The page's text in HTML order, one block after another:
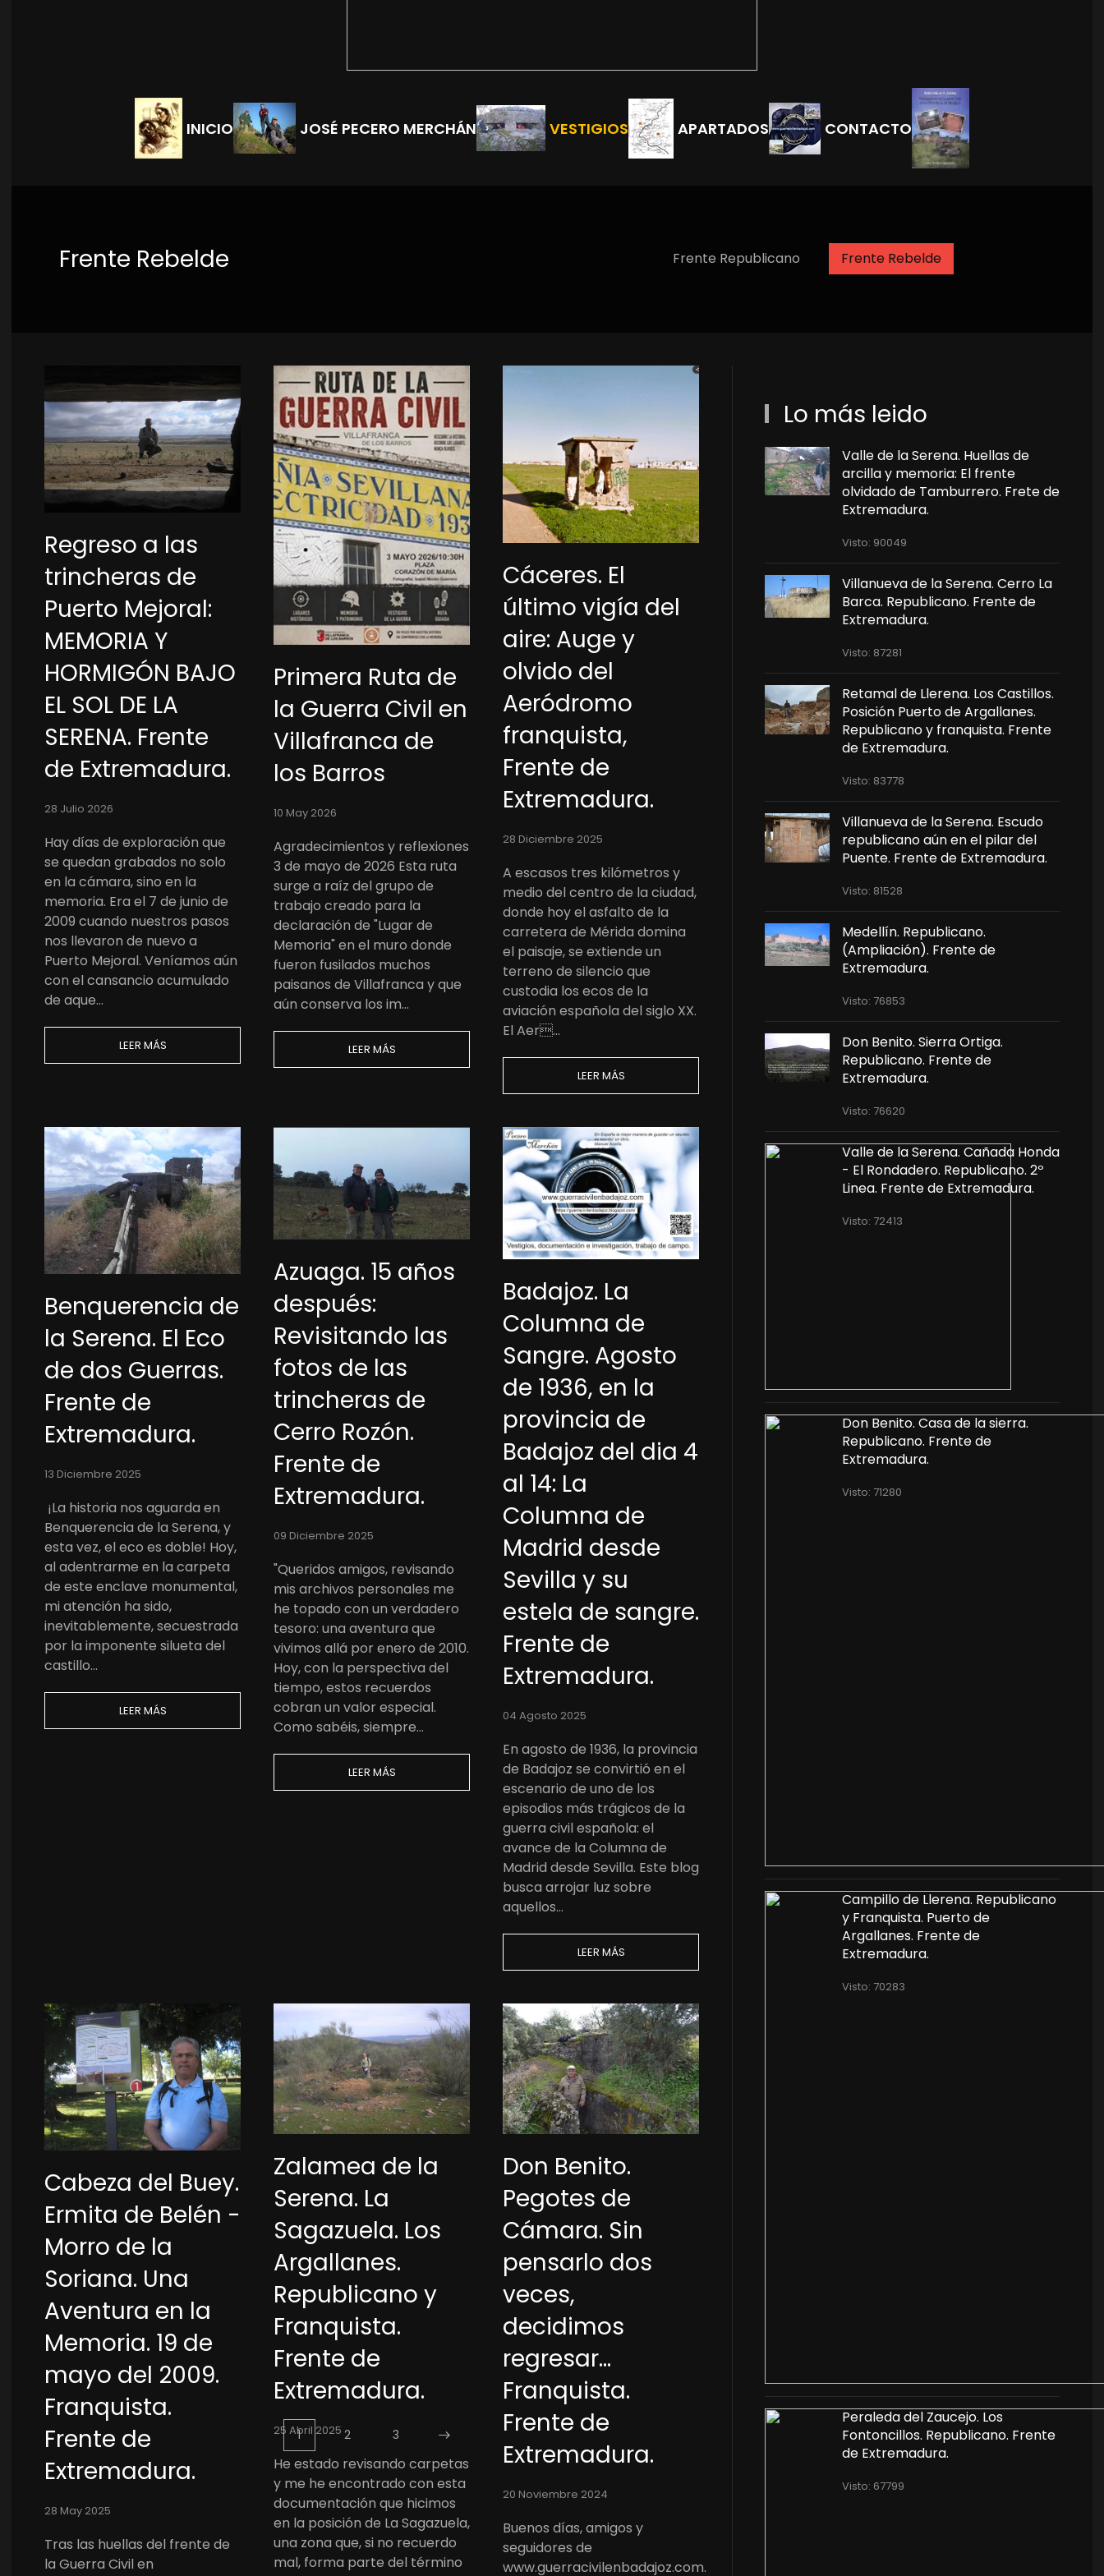
INICIO JOSÉ PECERO MERCHÁN VESTIGIOS APARTADOS CONTACTO
Frente Rebelde Frente Republicano Frente Rebelde
Regreso a las
trincheras de
Puerto Mejoral:
MEMORIA Y
HORMIGÓN BAJO
EL SOL DE LA
SERENA. Frente
de Extremadura.
28 Julio 2026
Hay días de exploración que
se quedan grabados no solo
en la cámara, sino en la
memoria. Era el 7 de junio de
2009 cuando nuestros pasos
nos llevaron de nuevo a
Puerto Mejoral. Veníamos aún
con el cansancio acumulado
de aque…
LEER MÁS
Primera Ruta de
la Guerra Civil en
Villafranca de
los Barros
10 May 2026
Agradecimientos y reflexiones
3 de mayo de 2026 Esta ruta
surge a raíz del grupo de
trabajo creado para la
declaración de "Lugar de
Memoria" en el muro donde
fueron fusilados muchos
paisanos de Villafranca y que
aún conserva los im…
LEER MÁS
Cáceres. El
último vigía del
aire: Auge y
olvido del
Aeródromo
franquista,
Frente de
Extremadura.
28 Diciembre 2025
A escasos tres kilómetros y
medio del centro de la ciudad,
donde hoy el asfalto de la
carretera de Mérida domina
el paisaje, se extiende un
terreno de silencio que
custodia los ecos de la
aviación española del siglo XX.
El Aer…
LEER MÁS
Benquerencia de
la Serena. El Eco
de dos Guerras.
Frente de
Extremadura.
13 Diciembre 2025
¡La historia nos aguarda en
Benquerencia de la Serena, y
esta vez, el eco es doble! Hoy,
al adentrarme en la carpeta
de este enclave monumental,
mi atención ha sido,
inevitablemente, secuestrada
por la imponente silueta del
castillo…
LEER MÁS
Azuaga. 15 años
después:
Revisitando las
fotos de las
trincheras de
Cerro Rozón.
Frente de
Extremadura.
09 Diciembre 2025
"Queridos amigos, revisando
mis archivos personales me
he topado con un verdadero
tesoro: una aventura que
vivimos allá por enero de 2010.
Hoy, con la perspectiva del
tiempo, estos recuerdos
cobran un valor especial.
Como sabéis, siempre…
LEER MÁS
Badajoz. La
Columna de
Sangre. Agosto
de 1936, en la
provincia de
Badajoz del dia 4
al 14: La
Columna de
Madrid desde
Sevilla y su
estela de sangre.
Frente de
Extremadura.
04 Agosto 2025
En agosto de 1936, la provincia
de Badajoz se convirtió en el
escenario de uno de los
episodios más trágicos de la
guerra civil española: el
avance de la Columna de
Madrid desde Sevilla. Este blog
busca arrojar luz sobre
aquellos…
LEER MÁS
Cabeza del Buey.
Ermita de Belén -
Morro de la
Soriana. Una
Aventura en la
Memoria. 19 de
mayo del 2009.
Franquista.
Frente de
Extremadura.
28 May 2025
Tras las huellas del frente de
la Guerra Civil en
Zalamea de la
Serena. La
Sagazuela. Los
Argallanes.
Republicano y
Franquista.
Frente de
Extremadura.
25 Abril 2025
He estado revisando carpetas
y me he encontrado con esta
documentación que hicimos
en la posición de La Sagazuela,
una zona que, si no recuerdo
mal, forma parte del término
Don Benito.
Pegotes de
Cámara. Sin
pensarlo dos
veces,
decidimos
regresar...
Franquista.
Frente de
Extremadura.
20 Noviembre 2024
Buenos días, amigos y
seguidores de
www.guerracivilenbadajoz.com.
1 2 3
Lo más leido
Valle de la Serena. Huellas de
arcilla y memoria: El frente
olvidado de Tamburrero. Frete de
Extremadura.
Visto: 90049
Villanueva de la Serena. Cerro La
Barca. Republicano. Frente de
Extremadura.
Visto: 87281
Retamal de Llerena. Los Castillos.
Posición Puerto de Argallanes.
Republicano y franquista. Frente
de Extremadura.
Visto: 83778
Villanueva de la Serena. Escudo
republicano aún en el pilar del
Puente. Frente de Extremadura.
Visto: 81528
Medellín. Republicano.
(Ampliación). Frente de
Extremadura.
Visto: 76853
Don Benito. Sierra Ortiga.
Republicano. Frente de
Extremadura.
Visto: 76620
Valle de la Serena. Cañada Honda
- El Rondadero. Republicano. 2º
Linea. Frente de Extremadura.
Visto: 72413
Don Benito. Casa de la sierra.
Republicano. Frente de
Extremadura.
Visto: 71280
Campillo de Llerena. Republicano
y Franquista. Puerto de
Argallanes. Frente de
Extremadura.
Visto: 70283
Peraleda del Zaucejo. Los
Fontoncillos. Republicano. Frente
de Extremadura.
Visto: 67799